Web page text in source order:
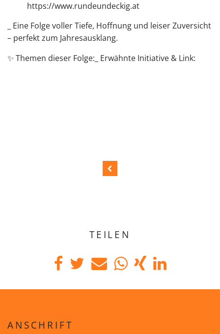
⁠https://www.rundeundeckig.at⁠
_ Eine Folge voller Tiefe, Hoffnung und leiser Zuversicht
– perfekt zum Jahresausklang.
✨ Themen dieser Folge:_ Erwähnte Initiative & Link:
TEILEN
ANSCHRIFT